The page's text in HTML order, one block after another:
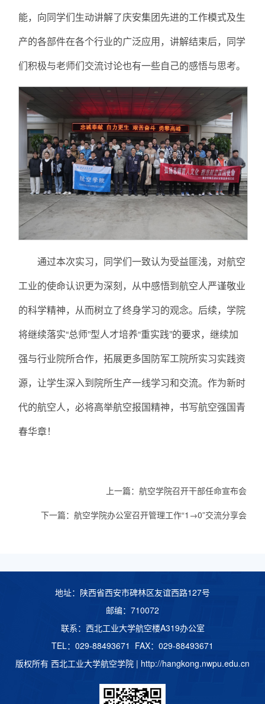
能，向同学们生动讲解了庆安集团先进的工作模式及生
产的各部件在各个行业的广泛应用，讲解结束后，同学
们积极与老师们交流讨论也有一些自己的感悟与思考。
通过本次实习，同学们一致认为受益匪浅，对航空
工业的使命认识更为深刻，从中感悟到航空人严谨敬业
的科学精神，从而树立了终身学习的观念。后续，学院
将继续落实“总师”型人才培养“重实践”的要求，继续加
强与行业院所合作，拓展更多国防军工院所实习实践资
源，让学生深入到院所生产一线学习和交流。作为新时
代的航空人，必将高举航空报国精神，书写航空强国青
春华章！
上一篇：航空学院召开干部任命宣布会
下一篇：航空学院办公室召开管理工作“1→0”交流分享会
地址：陕西省西安市碑林区友谊西路127号
邮编：710072
联系：西北工业大学航空楼A319办公室
TEL：029-88493671 FAX：029-88493671
版权所有 西北工业大学航空学院 | http://hangkong.nwpu.edu.cn